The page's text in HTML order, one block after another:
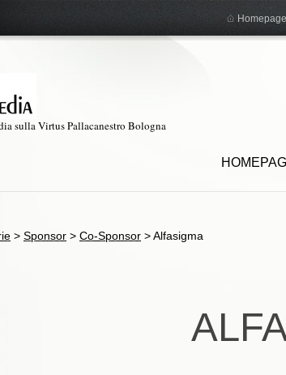
sulla Virtus Pallacanestro Bologna
Homepage
> Sponsor > Co-Sponsor >Alfasigma